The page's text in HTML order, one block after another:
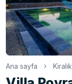
Ana sayfa